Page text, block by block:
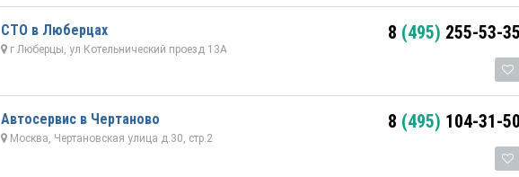
СТО в Люберцах
г Люберцы, ул Котельнический проезд 13А
8 (495) 255-53-35
Автосервис в Чертаново
Москва, Чертановская улица д.30, стр.2
8 (495) 104-31-50